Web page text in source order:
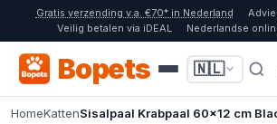
Gratis verzending v.a. €70* in Nederland
Veilig betalen via iDEAL
Nederlandse
Bopets 🇳🇱
HomeKattenSisalpaal Krabpaal 60x12 cm